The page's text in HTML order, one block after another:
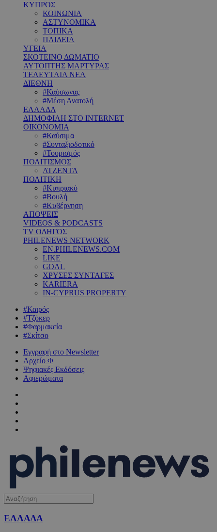
ΚΥΠΡΟΣ
ΚΟΙΝΩΝΙΑ
ΑΣΤΥΝΟΜΙΚΑ
ΤΟΠΙΚΑ
ΠΑΙΔΕΙΑ
ΥΓΕΙΑ
ΣΚΟΤΕΙΝΟ ΔΩΜΑΤΙΟ
ΑΥΤΟΠΤΗΣ ΜΑΡΤΥΡΑΣ
ΤΕΛΕΥΤΑΙΑ ΝΕΑ
ΔΙΕΘΝΗ
#Καύσωνας
#Μέση Ανατολή
ΕΛΛΑΔΑ
ΔΗΜΟΦΙΛΗ ΣΤΟ INTERNET
ΟΙΚΟΝΟΜΙΑ
#Καύσιμα
#Συνταξιοδοτικό
#Τουρισμός
ΠΟΛΙΤΙΣΜΟΣ
ΑΤΖΕΝΤΑ
ΠΟΛΙΤΙΚΗ
#Κυπριακό
#Βουλή
#Κυβέρνηση
ΑΠΟΨΕΙΣ
VIDEOS & PODCASTS
TV ΟΔΗΓΟΣ
PHILENEWS NETWORK
EN.PHILENEWS.COM
LIKE
GOAL
ΧΡΥΣΕΣ ΣΥΝΤΑΓΕΣ
KARIERA
IN-CYPRUS PROPERTY
#Καιρός
#Τζόκερ
#Φαρμακεία
#Σκίτσο
Εγγραφή στο Newsletter
Αρχείο Φ
Ψηφιακές Εκδόσεις
Αφιερώματα
ΕΛΛΑΔΑ